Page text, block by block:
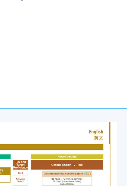
得的原則辦理。
動，否則我們通常不會向成功
所示的時間和地點參加課程的第
轉至其他班級的要求。
久性香港居民